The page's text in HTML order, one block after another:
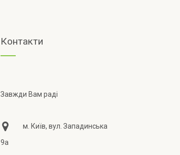
Контакти
Завжди Вам раді
м. Київ, вул. Западинська
9а